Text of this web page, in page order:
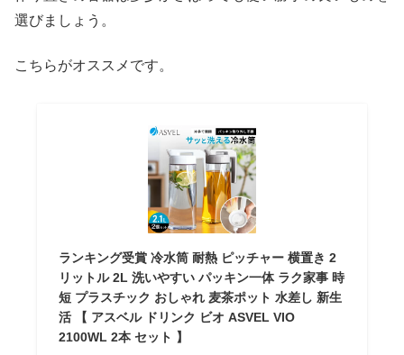
選びましょう。
こちらがオススメです。
ランキング受賞 冷水筒 耐熱 ピッチャー 横置き 2
リットル 2L 洗いやすい パッキン一体 ラク家事 時
短 プラスチック おしゃれ 麦茶ポット 水差し 新生
活 【 アスベル ドリンク ビオ ASVEL VIO
2100WL 2本 セット 】